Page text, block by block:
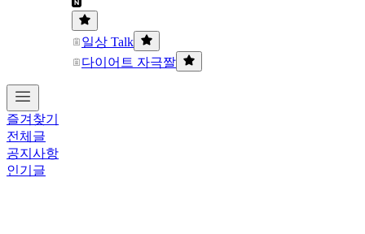
일상 Talk
다이어트 자극짤
즐겨찾기
전체글
공지사항
인기글